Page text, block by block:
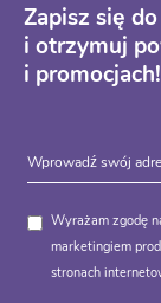
Zapisz się
i otrzymuj
i promocjach!
Wyrażam zgodę
marketingiem
stronach